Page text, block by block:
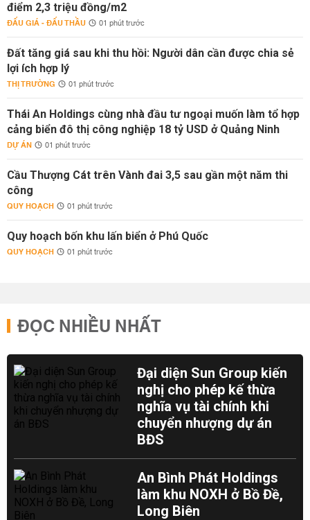
điểm 2,3 triệu đồng/m2
ĐẤU GIÁ - ĐẤU THẦU 01 phút trước
Đất tăng giá sau khi thu hồi: Người dân cần được chia sẻ
lợi ích hợp lý
THỊ TRƯỜNG 01 phút trước
Thái An Holdings cùng nhà đầu tư ngoại muốn làm tổ hợp
cảng biển đô thị công nghiệp 18 tỷ USD ở Quảng Ninh
DỰ ÁN 01 phút trước
Cầu Thượng Cát trên Vành đai 3,5 sau gần một năm thi
công
QUY HOẠCH 01 phút trước
Quy hoạch bốn khu lấn biển ở Phú Quốc
QUY HOẠCH 01 phút trước
ĐỌC NHIỀU NHẤT
Đại diện Sun Group kiến
nghị cho phép kế thừa
nghĩa vụ tài chính khi
chuyển nhượng dự án
BĐS
An Bình Phát Holdings
làm khu NOXH ở Bồ Đề,
Long Biên